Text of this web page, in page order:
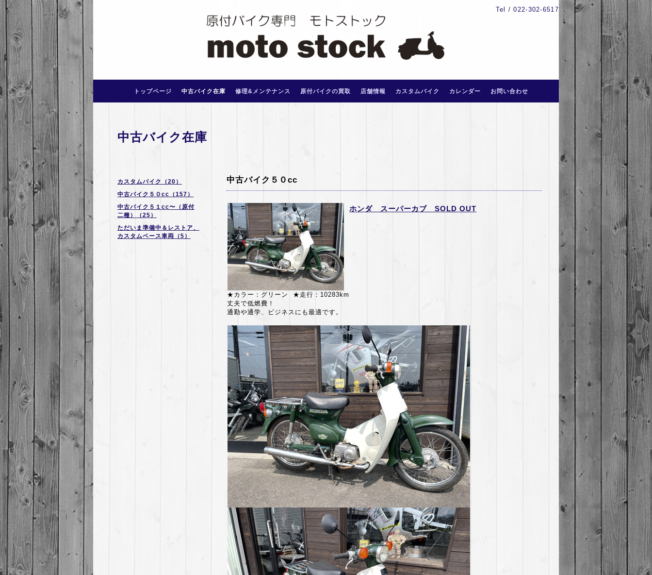
Tel / 022-302-6517
トップページ 中古バイク在庫 修理&メンテナンス 原付バイクの買取 店舗情報 カスタムバイク カレンダー お問い合わせ
カスタムバイク（20）
中古バイク５０cc（157）
中古バイク５１cc〜（原付
二種）（25）
ただいま準備中＆レストア、
カスタムベース車両（5）
中古バイク在庫
中古バイク５０cc
ホンダ スーパーカブ SOLD OUT
★カラー：グリーン ★走行：10283km
丈夫で低燃費！
通勤や通学、ビジネスにも最適です。